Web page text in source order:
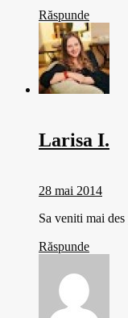
Răspunde
Larisa I.
28 mai 2014
Sa veniti mai
Răspunde